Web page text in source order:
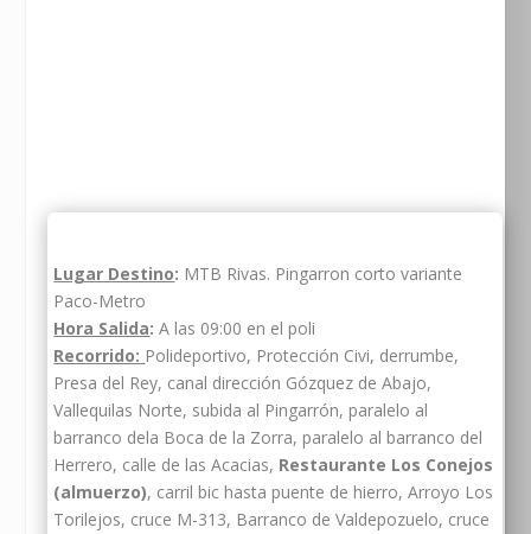
Lugar Destino: MTB Rivas. Pingarron corto variante
Paco-Metro
Hora Salida: A las 09:00 en el poli
Recorrido: Polideportivo, Protección Civi, derrumbe,
Presa del Rey, canal dirección Gózquez de Abajo,
Vallequilas Norte, subida al Pingarrón, paralelo al
barranco dela Boca de la Zorra, paralelo al barranco del
Herrero, calle de las Acacias, Restaurante Los Conejos
(almuerzo), carril bic hasta puente de hierro, Arroyo Los
Torilejos, cruce M-313, Barranco de Valdepozuelo, cruce